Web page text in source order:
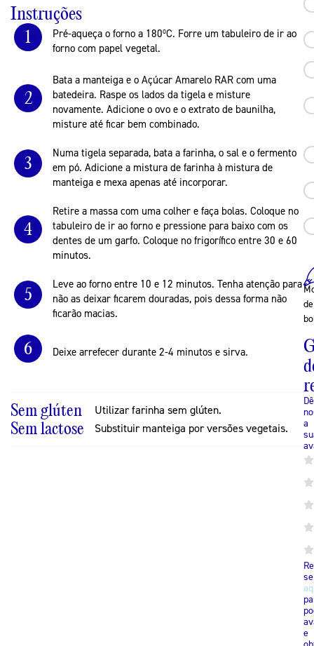
Instruções
1
Pré-aqueça o forno a 180ºC. Forre um tabuleiro de ir ao
forno com papel vegetal.
2
Bata a manteiga e o Açúcar Amarelo RAR com uma
batedeira. Raspe os lados da tigela e misture
novamente. Adicione o ovo e o extrato de baunilha,
misture até ficar bem combinado.
3
Numa tigela separada, bata a farinha, o sal e o fermento
em pó. Adicione a mistura de farinha à mistura de
manteiga e mexa apenas até incorporar.
4
Retire a massa com uma colher e faça bolas. Coloque no
tabuleiro de ir ao forno e pressione para baixo com os
dentes de um garfo. Coloque no frigorífico entre 30 e 60
minutos.
5
Leve ao forno entre 10 e 12 minutos. Tenha atenção para
não as deixar ficarem douradas, pois dessa forma não
ficarão macias.
6 Deixe arrefecer durante 2-4 minutos e sirva.
Sem glúten Utilizar farinha sem glúten.
Sem lactose Substituir manteiga por versões vegetais.
de
a
se
e